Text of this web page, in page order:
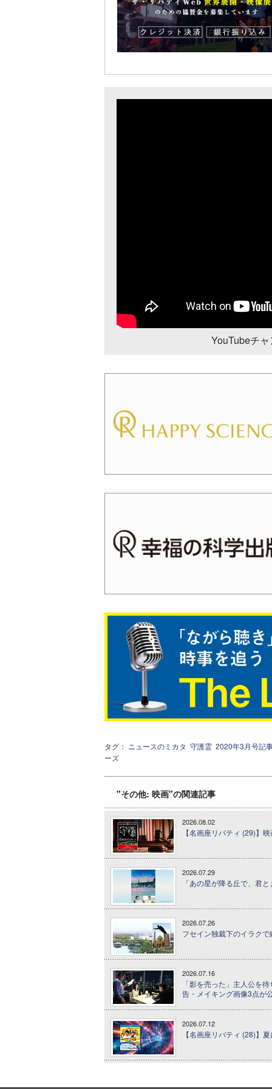
YouTubeチ
タグ： ニュースのミカタ 守護霊 2020年3月号記
ーズ
"その他: 映画"の関連記事
2026.08.02
【名画座リバティ (29)】
2026.07.29
「あの星が降る丘で、君
2026.07.26
フセイン独裁下のイラク
2026.07.16
「影を売った」主人公を
告・メイキング画像3点が
2026.07.12
【名画座リバティ (28)】